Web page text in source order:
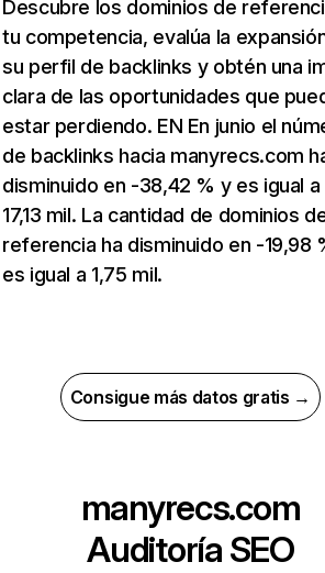
Descubre los dominios de
tu competencia, evalúa la
su perfil de backlinks y obtén una
clara de las oportunidades que
estar perdiendo. EN En junio el
de backlinks hacia manyrecs.com
disminuido en -38,42 % y es igual a
17,13 mil. La cantidad de dominios
referencia ha disminuido en -19,98
es igual a 1,75 mil.
Consigue más datos gratis →
manyrecs.com
Auditoría SEO